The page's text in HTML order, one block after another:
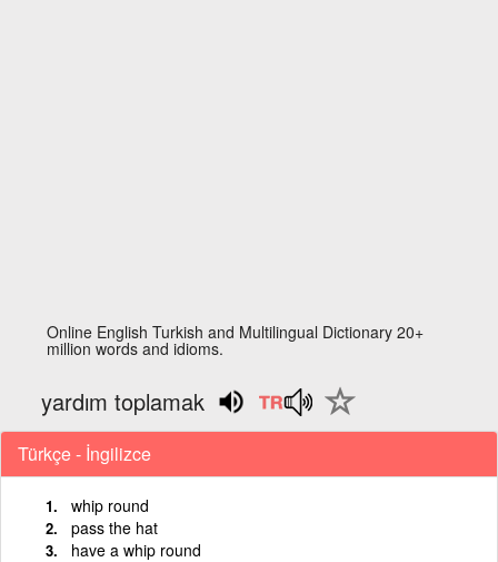
Online English Turkish and Multilingual Dictionary 20+
million words and idioms.
yardım toplamak
Türkçe - İngilizce
whip round
pass the hat
have a whip round